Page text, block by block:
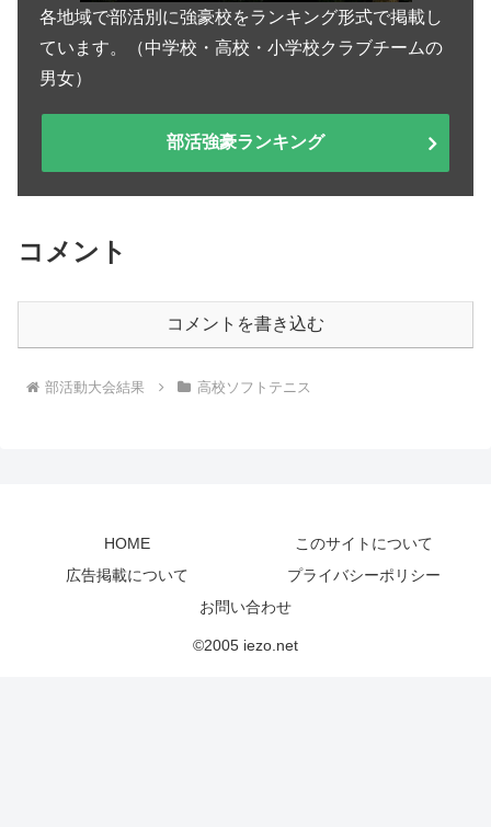
各地域で部活別に強豪校をランキング形式で掲載し
ています。（中学校・高校・小学校クラブチームの
男女）
部活強豪ランキング
コメント
コメントを書き込む
部活動大会結果 高校ソフトテニス
HOME
このサイトについて
広告掲載について
プライバシーポリシー
お問い合わせ
©2005 iezo.net